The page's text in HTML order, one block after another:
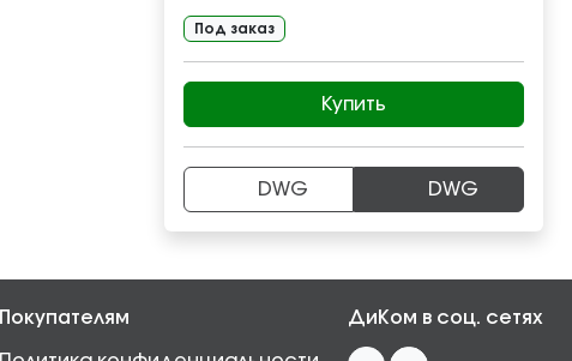
Под заказ
Купить
DWG DWG
Покупателям ДиКом в соц. сетях